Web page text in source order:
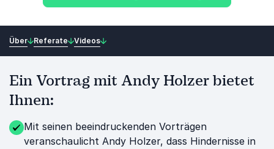
Über Referate Videos
Ein Vortrag mit Andy Holzer bietet
Ihnen:
Mit seinen beeindruckenden Vorträgen
veranschaulicht Andy Holzer, dass Hindernisse in